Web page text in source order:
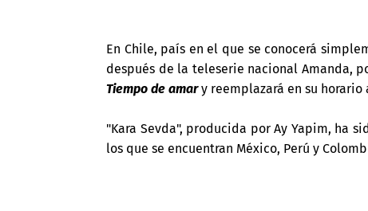
En Chile, país en el que se conocerá
después de la teleserie nacional Amanda,
Tiempo de amary reemplazará en su horario
"Kara Sevda", producida por Ay Yapim, ha
los que se encuentran México, Perú y